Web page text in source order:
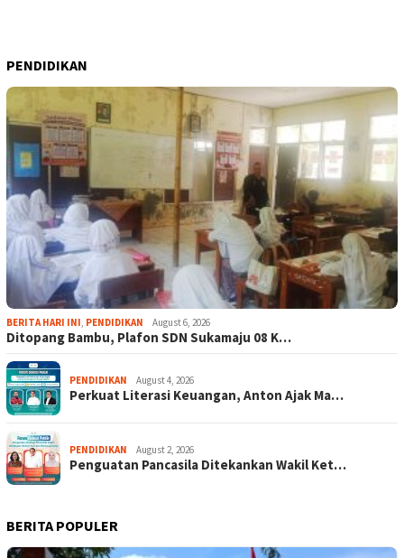
PENDIDIKAN
BERITA HARI INI, PENDIDIKAN August 6, 2026
Ditopang Bambu, Plafon SDN Sukamaju 08 K…
PENDIDIKAN August 4, 2026
Perkuat Literasi Keuangan, Anton Ajak Ma…
PENDIDIKAN August 2, 2026
Penguatan Pancasila Ditekankan Wakil Ket…
BERITA POPULER